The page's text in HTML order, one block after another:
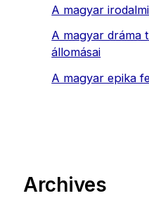
A magyar
A magyar dráma
állomásai
A magyar epika
Archives